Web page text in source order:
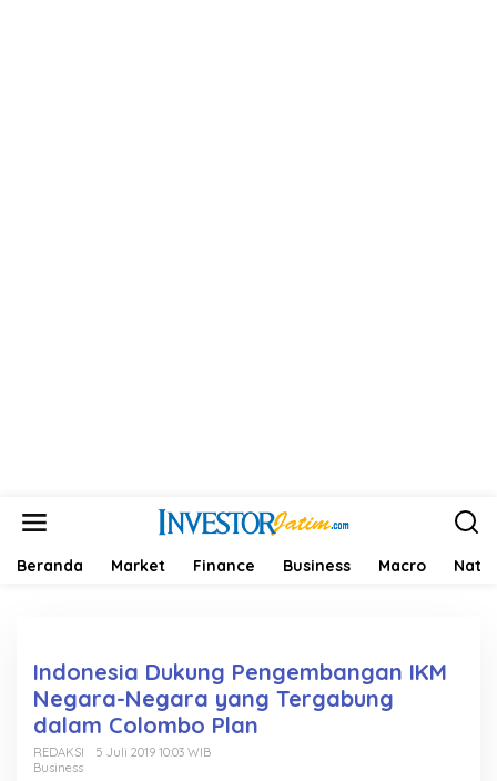
Beranda Market Finance Business Macro
Indonesia Dukung Pengembangan IKM
Negara-Negara yang Tergabung
dalam Colombo Plan
REDAKSI
5 Juli 2019 10:03 WIB
Business